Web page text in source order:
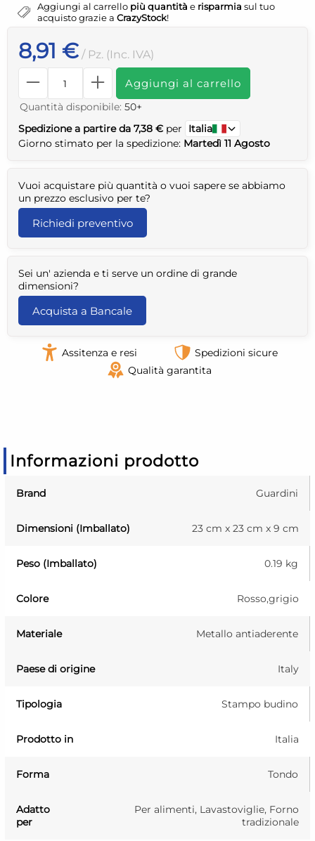
Aggiungi al carrello più quantità e risparmia sul tuo
acquisto grazie a CrazyStock!
8,91 € / Pz. (Inc. IVA)
Aggiungi al carrello
Quantità disponibile: 50+
Spedizione a partire da 7,38 € per
Italia
Giorno stimato per la spedizione: Martedì 11 Agosto
Vuoi acquistare più quantità o vuoi sapere se abbiamo
un prezzo esclusivo per te?
Richiedi preventivo
Sei un' azienda e ti serve un ordine di grande
dimensioni?
Acquista a Bancale
Assitenza e resi
Spedizioni sicure
Qualità garantita
Informazioni prodotto
Brand Guardini
Dimensioni (Imballato) 23 cm x 23 cm x 9 cm
Peso (Imballato) 0.19 kg
Colore Rosso,grigio
Materiale Metallo antiaderente
Paese di origine Italy
Tipologia Stampo budino
Prodotto in Italia
Forma Tondo
Adatto
per
Per alimenti, Lavastoviglie, Forno
tradizionale